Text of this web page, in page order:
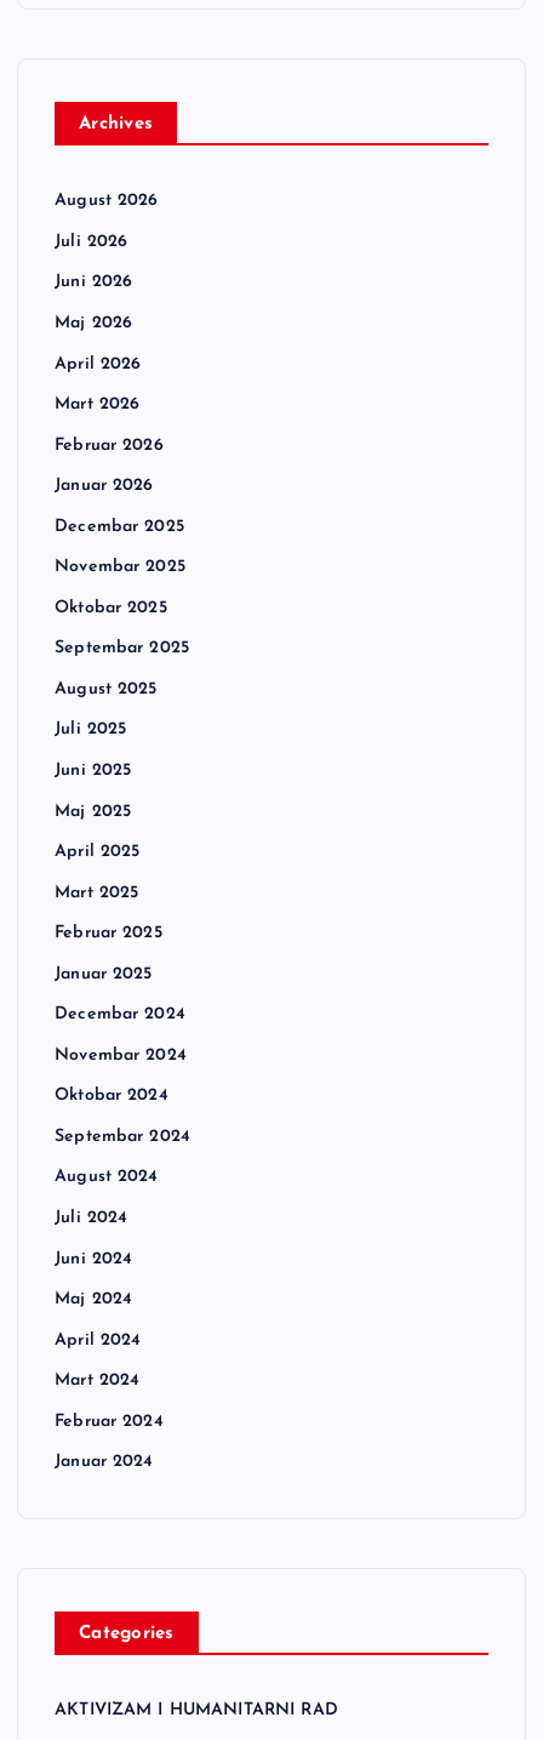
Archives
August 2026
Juli 2026
Juni 2026
Maj 2026
April 2026
Mart 2026
Februar 2026
Januar 2026
Decembar 2025
Novembar 2025
Oktobar 2025
Septembar 2025
August 2025
Juli 2025
Juni 2025
Maj 2025
April 2025
Mart 2025
Februar 2025
Januar 2025
Decembar 2024
Novembar 2024
Oktobar 2024
Septembar 2024
August 2024
Juli 2024
Juni 2024
Maj 2024
April 2024
Mart 2024
Februar 2024
Januar 2024
Categories
AKTIVIZAM I HUMANITARNI RAD